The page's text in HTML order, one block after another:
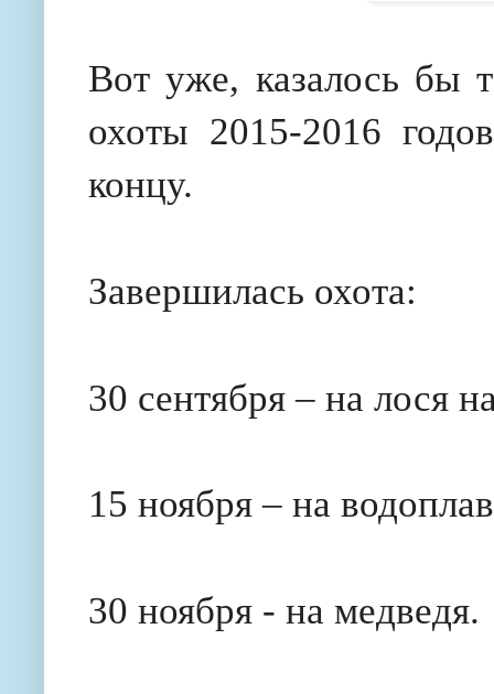
Вот уже, казалось бы
охоты 2015-2016
концу.
Завершилась охота:
30 сентября – на лося
15 ноября – на
30 ноября - на медведя.